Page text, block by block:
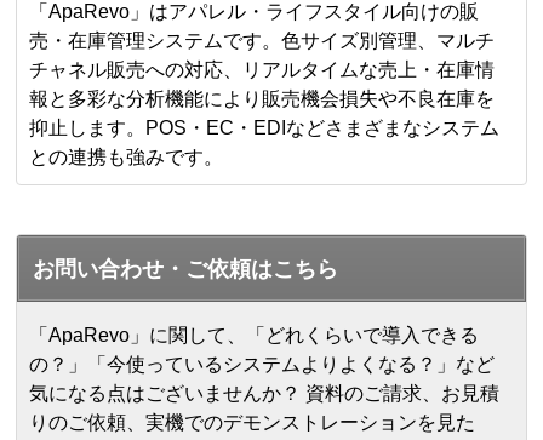
「ApaRevo」はアパレル・ライフスタイル向けの販
売・在庫管理システムです。色サイズ別管理、マルチ
チャネル販売への対応、リアルタイムな売上・在庫情
報と多彩な分析機能により販売機会損失や不良在庫を
抑止します。POS・EC・EDIなどさまざまなシステム
との連携も強みです。
お問い合わせ・ご依頼はこちら
「ApaRevo」に関して、「どれくらいで導入できる
の？」「今使っているシステムよりよくなる？」など
気になる点はございませんか？ 資料のご請求、お見積
りのご依頼、実機でのデモンストレーションを見た